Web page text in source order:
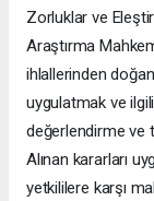
Zorluklar ve
Araştırma
ihlallerinden
uygulatmak ve
değerlendirme ve
Alınan kararları
yetkililere karşı